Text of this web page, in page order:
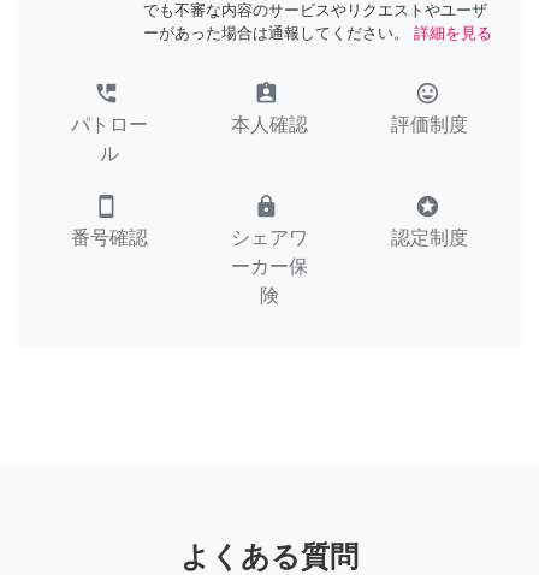
でも不審な内容のサービスやリクエストやユーザ
ーがあった場合は通報してください。
詳細を見る
perm_phone_msg
パトロー
ル
assignment_ind
本人確認
tag_faces
評価制度
smartphone
番号確認
lock
シェアワ
ーカー保
険
stars
認定制度
よくある質問